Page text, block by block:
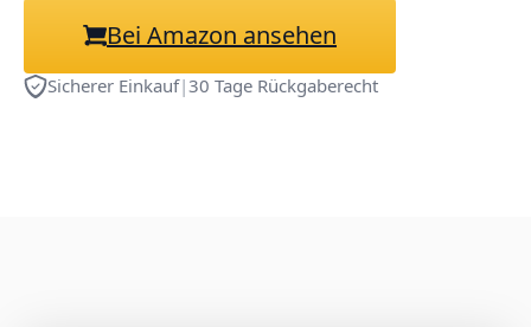
Bei Amazon ansehen
Sicherer Einkauf|30 Tage Rückgaberecht